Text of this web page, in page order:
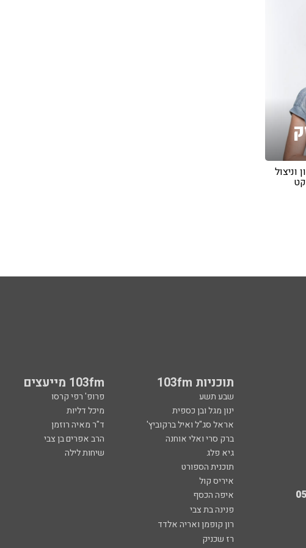
וניצול
תוכניות 103fm 103fm מייעצים
שבע תשע פרופ' רפי קרסו
ינון מגל ובן כספית
מיכל דליות
אראל סג"ל ואיל ברקוביץ'
ד"ר מאיה רוזמן
ברק סרי ואלי אוחנה
הרב אפרים בן צבי
גיא פלג
שיחות לילה
תוכנית הספורט
איריס קול
איפה הכסף
פנינה בת צבי
רון קופמן ואריה אלדד
רז שכניק